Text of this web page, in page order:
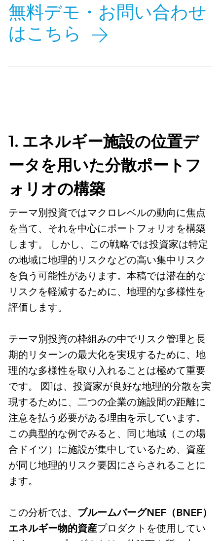
無料デモ・お問い合わせ
はこちら
1. エネルギー施設の位置デ
ータを用いた分散ポートフ
ォリオの構築
テーマ別投資ではマクロレベルの動向に焦点
を当て、それを中心にポートフォリオを構築
します。 しかし、この戦略では投資家は特定
の地域に地理的リスクなどの高い集中リスク
を負う可能性があります。本稿では潜在的な
リスクを軽減するために、地理的な多様性を
評価します。
テーマ別投資の枠組みの中でリスク管理と長
期的リターンの最大化を実現するために、地
理的な多様性を取り入れることは極めて重要
です。 図1は、投資家が良好な地理的分散を実
現するために、二つの企業の施設間の距離に
注意を払う必要がある理由を示しています。
この典型的な例でみると、同じ地域（この場
合ドイツ）に施設が集中しているため、資産
が同じ地理的リスク要因にさらされることに
ます。
この分析では、 ブルームバーグNEF（BNEF）
エネルギー物的資産プロダクトを使用してい